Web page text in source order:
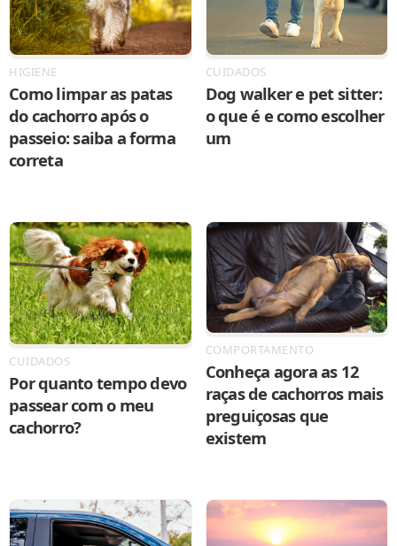
HIGIENE
Como limpar as patas
do cachorro após o
passeio: saiba a forma
correta
CUIDADOS
Dog walker e pet sitter:
o que é e como escolher
um
CUIDADOS
Por quanto tempo devo
passear com o meu
cachorro?
COMPORTAMENTO
Conheça agora as 12
raças de cachorros mais
preguiçosas que
existem